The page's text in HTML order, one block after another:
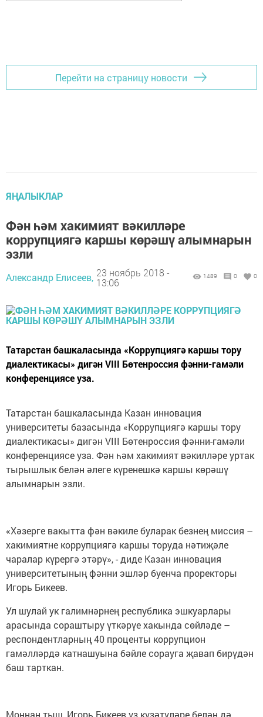
Перейти на страницу новости
ЯҢАЛЫКЛАР
Фән һәм хакимият вәкилләре
коррупциягә каршы көрәшү алымнарын
эзли
Александр Елисеев, 23 ноябрь 2018 -
13:06
1489 0 0
Татарстан башкаласында «Коррупциягә каршы тору
диалектикасы» дигән VIII Бөтенроссия фәнни-гамәли
конференциясе уза.
Татарстан башкаласында Казан инновация
университеты базасында «Коррупциягә каршы тору
диалектикасы» дигән VIII Бөтенроссия фәнни-гамәли
конференциясе уза. Фән һәм хакимият вәкилләре уртак
тырышлык белән әлеге күренешкә каршы көрәшү
алымнарын эзли.
«Хәзерге вакытта фән вәкиле буларак безнең миссия –
хакимиятне коррупциягә каршы торуда нәтиҗәле
чаралар күрергә этәрү», - диде Казан инновация
университетының фәнни эшләр буенча проректоры
Игорь Бикеев.
Ул шулай ук галимнәрнең республика эшкуарлары
арасында сораштыру үткәрүе хакында сөйләде –
респондентларның 40 проценты коррупцион
гамәлләрдә катнашуына бәйле сорауга җавап бирүдән
баш тарткан.